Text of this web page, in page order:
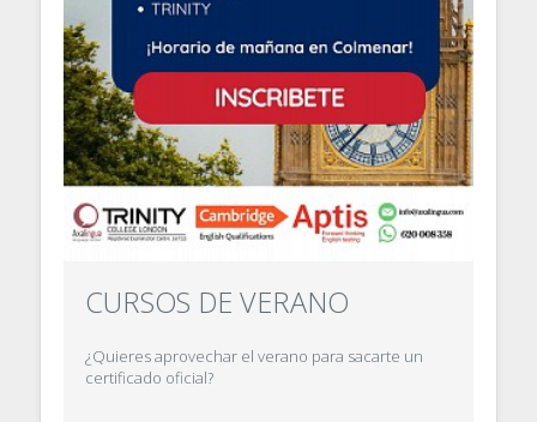
CURSOS DE VERANO
¿Quieres aprovechar el verano para sacarte un
certificado oficial?